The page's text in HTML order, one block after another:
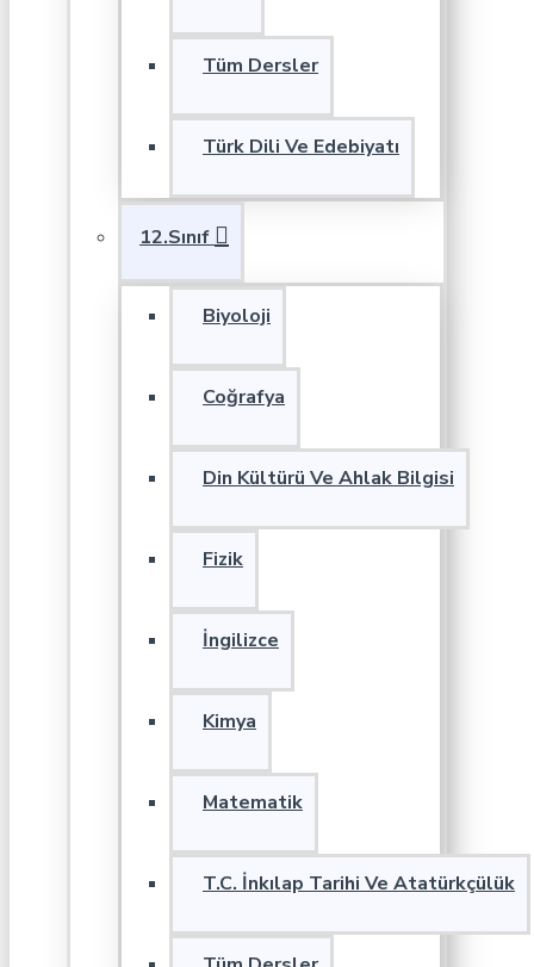
Tüm Dersler
Türk Dili Ve Edebiyatı
12.Sınıf
Biyoloji
Coğrafya
Din Kültürü Ve Ahlak Bilgisi
Fizik
İngilizce
Kimya
Matematik
T.C. İnkılap Tarihi Ve Atatürkçülük